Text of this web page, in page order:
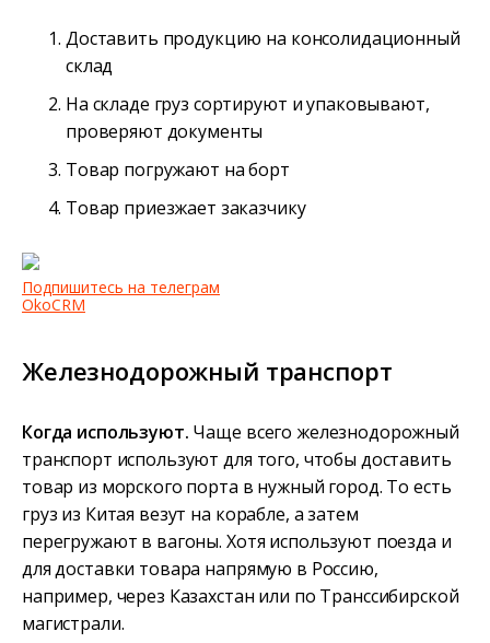
Доставить продукцию на консолидационный
склад
На складе груз сортируют и упаковывают,
проверяют документы
Товар погружают на борт
Товар приезжает заказчику
Подпишитесь на телеграм
OkoCRM
Железнодорожный транспорт
Когда используют. Чаще всего железнодорожный
транспорт используют для того, чтобы доставить
товар из морского порта в нужный город. То есть
груз из Китая везут на корабле, а затем
перегружают в вагоны. Хотя используют поезда и
для доставки товара напрямую в Россию,
например, через Казахстан или по Транссибирской
магистрали.